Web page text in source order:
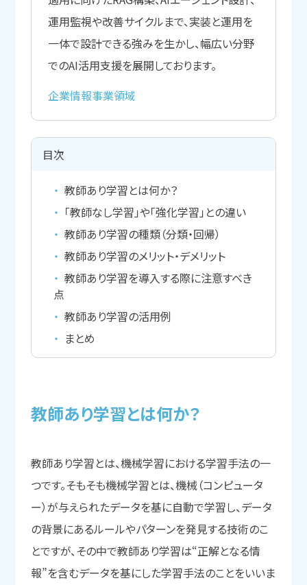
運用監視や改善サイクルまで、実装と運用を
一体で設計できる強みを生かし、幅広い分野
でのAI活用支援を展開しております。
企業情報事業領域
目次
教師あり学習とは何か？
「教師なし学習」や「強化学習」との違い
教師あり学習の種類（分類・回帰）
教師あり学習のメリット・デメリット
教師あり学習を導入する際に注意すべき
点
教師あり学習の活用例
まとめ
教師あり学習とは何か？
教師あり学習とは、機械学習における学習手法の一
つです。そもそも機械学習とは、機械（コンピュータ
ー）が与えられたデータを基に自動で学習し、データ
の背景にあるルールやパターンを発見する技術のこ
とですが、その中で教師あり学習は“正解となる情
報”を含むデータを基にした学習手法のことをいいま